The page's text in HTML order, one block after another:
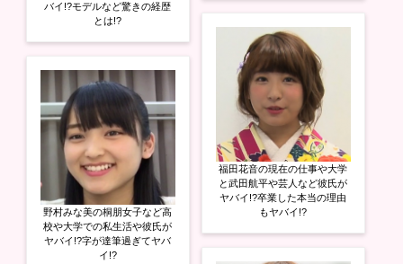
バイ!?モデルなど驚きの経歴
とは!?
野村みな美の桐朋女子など高
校や大学での私生活や彼氏が
ヤバイ!?字が達筆過ぎてヤバ
イ!?
福田花音の現在の仕事や大学
と武田航平や芸人など彼氏が
ヤバイ!?卒業した本当の理由
もヤバイ!?